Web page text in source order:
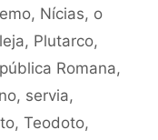
, Nícias, o
, Plutarco,
Romana,
, servia,
, Teodoto,